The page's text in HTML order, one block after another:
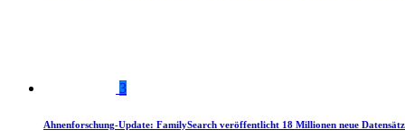
3
Ahnenforschung-Update: FamilySearch veröffentlicht 18 Millionen neue